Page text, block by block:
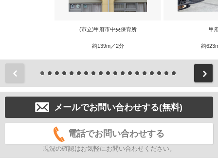
(市立)甲府市中央保育所
約139m／2分
甲
約
メールでお問い合わせする(無料)
電話でお問い合わせする
現況の確認はお気軽にお問い合わせください。